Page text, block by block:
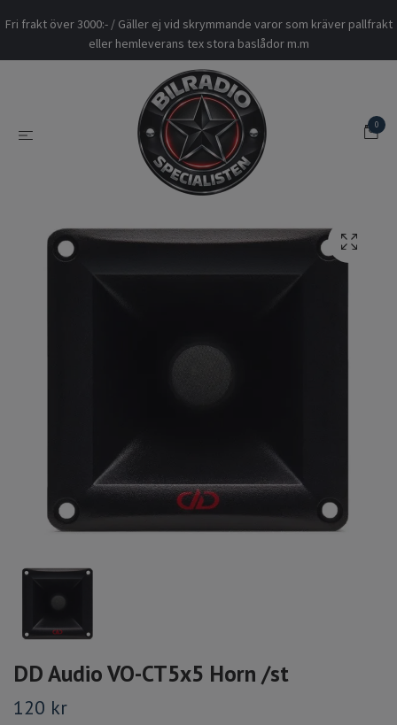
Fri frakt över 3000:- / Gäller ej vid skrymmande varor som kräver pallfrakt
eller hemleverans tex stora baslådor m.m
0
DD Audio VO-CT5x5 Horn /st
120 kr